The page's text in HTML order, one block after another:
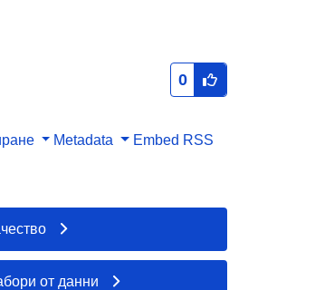
0
Metadata Embed RSS
от данни